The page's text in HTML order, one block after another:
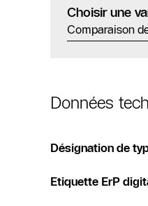
Choisir une
Comparaison
Données
Désignation de
Etiquette ErP